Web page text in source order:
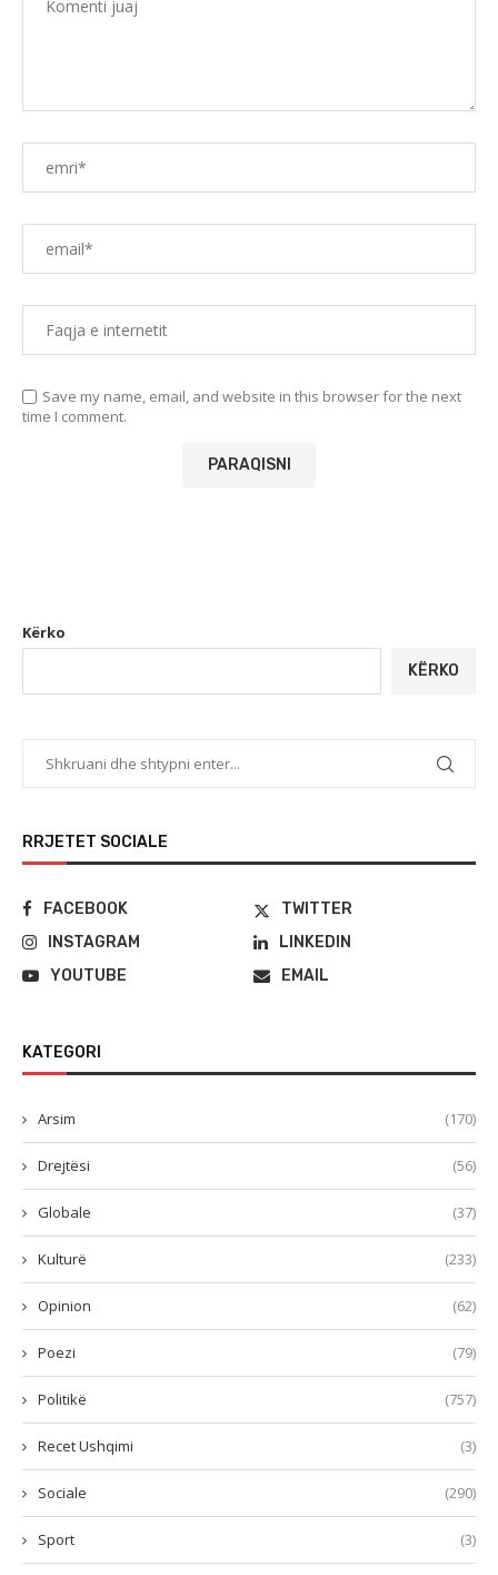
Save my name, email, and website in this browser for the next
time I comment.
Kërko
KËRKO
RRJETET SOCIALE
FACEBOOK
TWITTER
INSTAGRAM
LINKEDIN
YOUTUBE
EMAIL
KATEGORI
Arsim (170)
Drejtësi (56)
Globale (37)
Kulturë (233)
Opinion (62)
Poezi (79)
Politikë (757)
Recet Ushqimi (3)
Sociale (290)
Sport (3)